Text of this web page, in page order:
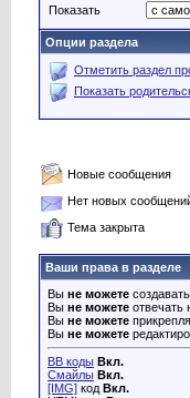
Показать
Опции раздела
Отметить раздел
Показать
Новые сообщения
Нет новых
Тема закрыта
Ваши права в разделе
Вы не можете
Вы не можете отвечать
Вы не можете
Вы не можете
BB коды Вкл.
Смайлы Вкл.
[IMG] код Вкл.